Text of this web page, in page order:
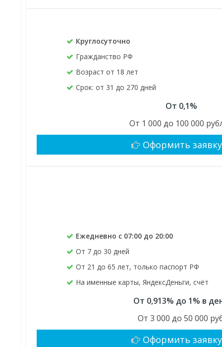
Круглосуточно
Гражданство РФ
Возраст от 18 лет
Срок: от 31 до 270 дней
От 0,1%
От 1 000 до 100 000
Оформить заявку
Ежедневно с 07:00 до 20:00
От 7 до 30 дней
От 21 до 65 лет, только паспорт РФ
На именные карты, ЯндексДеньги, счёт
От 0,913% до 1% в
От 3 000 до 50 000
Оформить заявку